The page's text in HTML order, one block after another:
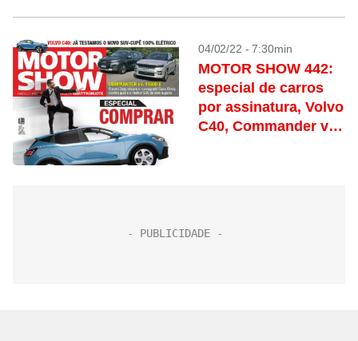
04/02/22 - 7:30min
MOTOR SHOW 442:
especial de carros
por assinatura, Volvo
C40, Commander vs.